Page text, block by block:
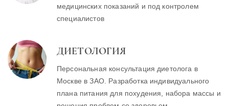
медицинских показаний и под контролем
специалистов
ДИЕТОЛОГИЯ
Персональная консультация диетолога в
Москве в ЗАО. Разработка индивидуального
плана питания для похудения, набора массы и